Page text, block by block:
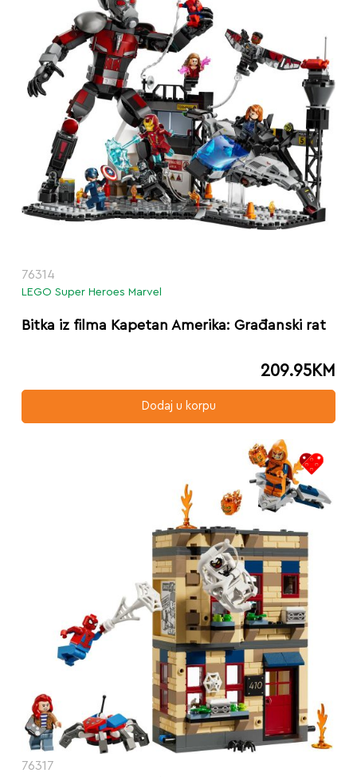
76314
LEGO Super Heroes Marvel
Bitka iz filma Kapetan Amerika: Građanski rat
209.95KM
Dodaj u korpu
76317